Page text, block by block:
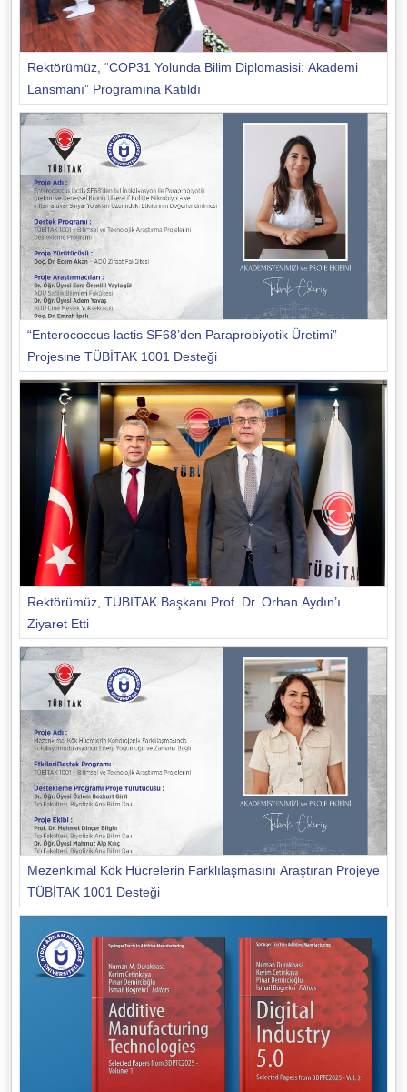
Rektörümüz, “COP31 Yolunda Bilim Diplomasisi: Akademi
Lansmanı” Programına Katıldı
“Enterococcus lactis SF68’den Paraprobiyotik Üretimi”
Projesine TÜBİTAK 1001 Desteği
Rektörümüz, TÜBİTAK Başkanı Prof. Dr. Orhan Aydın’ı
Ziyaret Etti
Mezenkimal Kök Hücrelerin Farklılaşmasını Araştıran Projeye
TÜBİTAK 1001 Desteği